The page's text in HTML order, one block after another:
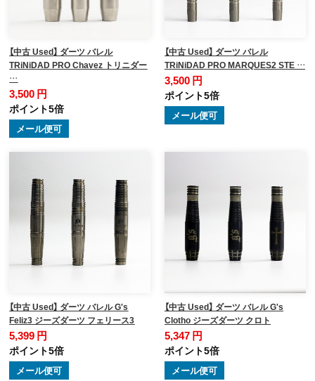
【中古 Used】 ダーツ バレル
TRiNiDAD PRO Chavez トリニダー
…
3,500 円
ポイント5倍
メール便可
【中古 Used】 ダーツ バレル
TRiNiDAD PRO MARQUES2 STE …
3,500 円
ポイント5倍
メール便可
【中古 Used】 ダーツ バレル G's
Feliz3 ジーズダーツ フェリース3
5,399 円
ポイント5倍
メール便可
【中古 Used】 ダーツ バレル G's
Clotho ジーズダーツ クロト
5,347 円
ポイント5倍
メール便可